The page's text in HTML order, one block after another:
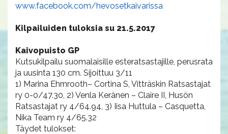
www.facebook.com/hevosetkaivarissa
Kilpailuiden tuloksia su 21.5.2017
Kaivopuisto GP
Kutsukilpailu suomalaisille esteratsastajille, perusrata
ja uusinta 130 cm. Sijoittuu 3/11
1) Marina Ehrnrooth– Cortina S, Vitträskin Ratsastajat
ry 0-0/47.30, 2) Venla Keränen – Claire II, Husön
Ratsastajat ry 4/64.94, 3) Iisa Huttula – Casquetta,
Nika Team ry 4/65.32
Täydet tulokset: